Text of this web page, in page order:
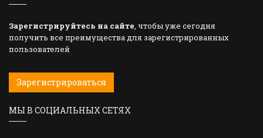
Зарегистрируйтесь на сайте, чтобы уже сегодня
получить все преимущества для зарегистрированных
пользователей
Зарегистрироваться
МЫ В СОЦИАЛЬНЫХ СЕТЯХ